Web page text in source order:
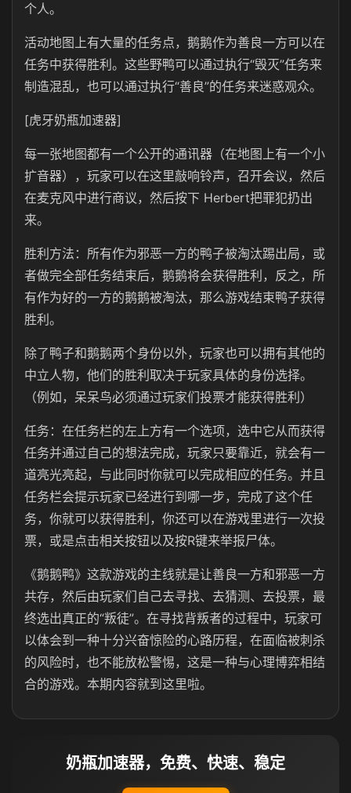
个人。
活动地图上有大量的任务点，鹅鹅作为善良一方可以在
任务中获得胜利。这些野鸭可以通过执行“毁灭”任务来
制造混乱，也可以通过执行“善良”的任务来迷惑观众。
[虎牙奶瓶加速器]
每一张地图都有一个公开的通讯器（在地图上有一个小
扩音器），玩家可以在这里敲响铃声，召开会议，然后
在麦克风中进行商议，然后按下 Herbert把罪犯扔出
来。
胜利方法：所有作为邪恶一方的鸭子被淘汰踢出局，或
者做完全部任务结束后，鹅鹅将会获得胜利，反之，所
有作为好的一方的鹅鹅被淘汰，那么游戏结束鸭子获得
胜利。
除了鸭子和鹅鹅两个身份以外，玩家也可以拥有其他的
中立人物，他们的胜利取决于玩家具体的身份选择。
（例如，呆呆鸟必须通过玩家们投票才能获得胜利）
任务：在任务栏的左上方有一个选项，选中它从而获得
任务并通过自己的想法完成，玩家只要靠近，就会有一
道亮光亮起，与此同时你就可以完成相应的任务。并且
任务栏会提示玩家已经进行到哪一步，完成了这个任
务，你就可以获得胜利，你还可以在游戏里进行一次投
票，或是点击相关按钮以及按R键来举报尸体。
《鹅鹅鸭》这款游戏的主线就是让善良一方和邪恶一方
共存，然后由玩家们自己去寻找、去猜测、去投票，最
终选出真正的“叛徒”。在寻找背叛者的过程中，玩家可
以体会到一种十分兴奋惊险的心路历程，在面临被刺杀
的风险时，也不能放松警惕，这是一种与心理博弈相结
合的游戏。本期内容就到这里啦。
奶瓶加速器，免费、快速、稳定